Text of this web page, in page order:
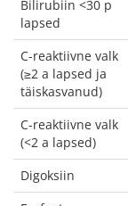
Bilirubiin <30 p
lapsed
C-reaktiivne valk
(≥2 a lapsed ja
täiskasvanud)
C-reaktiivne valk
(<2 a lapsed)
Digoksiin